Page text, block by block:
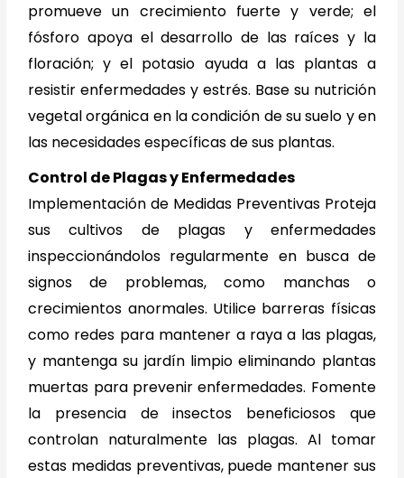
promueve un crecimiento fuerte y verde; el
fósforo apoya el desarrollo de las raíces y la
floración; y el potasio ayuda a las plantas a
resistir enfermedades y estrés. Base su nutrición
vegetal orgánica en la condición de su suelo y en
las necesidades específicas de sus plantas.
Control de Plagas y Enfermedades
Implementación de Medidas Preventivas Proteja
sus cultivos de plagas y enfermedades
inspeccionándolos regularmente en busca de
signos de problemas, como manchas o
crecimientos anormales. Utilice barreras físicas
como redes para mantener a raya a las plagas,
y mantenga su jardín limpio eliminando plantas
muertas para prevenir enfermedades. Fomente
la presencia de insectos beneficiosos que
controlan naturalmente las plagas. Al tomar
estas medidas preventivas, puede mantener sus